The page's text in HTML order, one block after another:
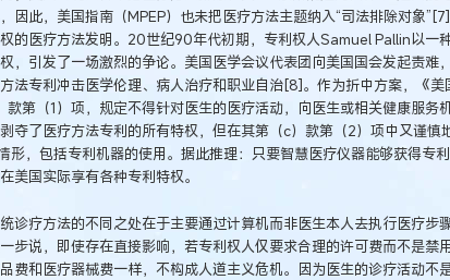
因此，美国指南（MPEP）也未把医疗方法主题纳入“司法排除对象
的医疗方法发明。20世纪90年代初期，专利权人Samuel Pallin以一
，引发了一场激烈的争论。美国医学会议代表团向美国国会发起责难
法专利冲击医学伦理、病人治疗和职业自治[8]。作为折中方案，《
款第（1）项，规定不得针对医生的医疗活动，向医生或相关健康服务
夺了医疗方法专利的所有特权，但在其第（c）款第（2）项中又谨慎
形，包括专利机器的使用。据此推理：只要智慧医疗仪器能够获得专
美国实际享有各种专利特权。
诊疗方法的不同之处在于主要通过计算机而非医生本人去执行医疗步
步说，即使存在直接影响，若专利权人仅要求合理的许可费而不是禁
费和医疗器械费一样，不构成人道主义危机。因为医生的诊疗活动不